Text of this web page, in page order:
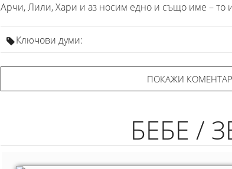
Арчи, Лили, Хари и аз носим едно и също име – то
Ключови думи:
ПОКАЖИ
БЕБЕ /